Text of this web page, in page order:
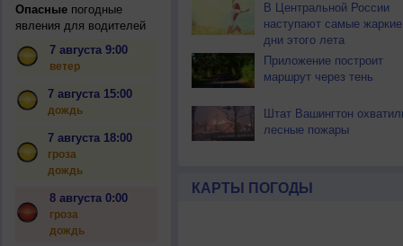
Опасныепогодные
явления для водителей
7 августа 9:00
ветер
7 августа 15:00
дождь
7 августа 18:00
гроза
дождь
8 августа 0:00
гроза
дождь
В Центральной России
наступают самые жаркие
дни этого лета
Приложение построит
маршрут через тень
Штат Вашингтон
лесные пожары
КАРТЫ ПОГОДЫ